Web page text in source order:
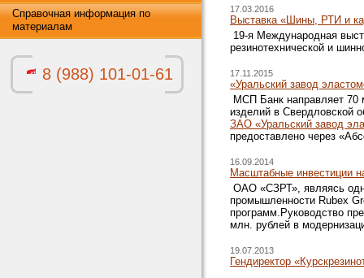
Справочная информация по
материалам
8 (988) 101-01-61
17.03.2016
Выставка «Шины, РТИ и
19-я Международная
резинотехнической и
17.11.2015
«Уральский завод
МСП Банк направляет 70
изделий в Свердловской
ЗАО «Уральский завод
предоставлено через
16.09.2014
Масштабные инвестиции
ОАО «СЗРТ», являясь
промышленности Rubex
программ.Руководство
млн. рублей в
19.07.2013
Гендиректор